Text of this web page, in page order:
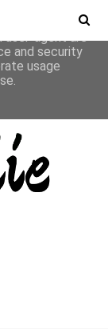
its services
user-agent are
and security
usage